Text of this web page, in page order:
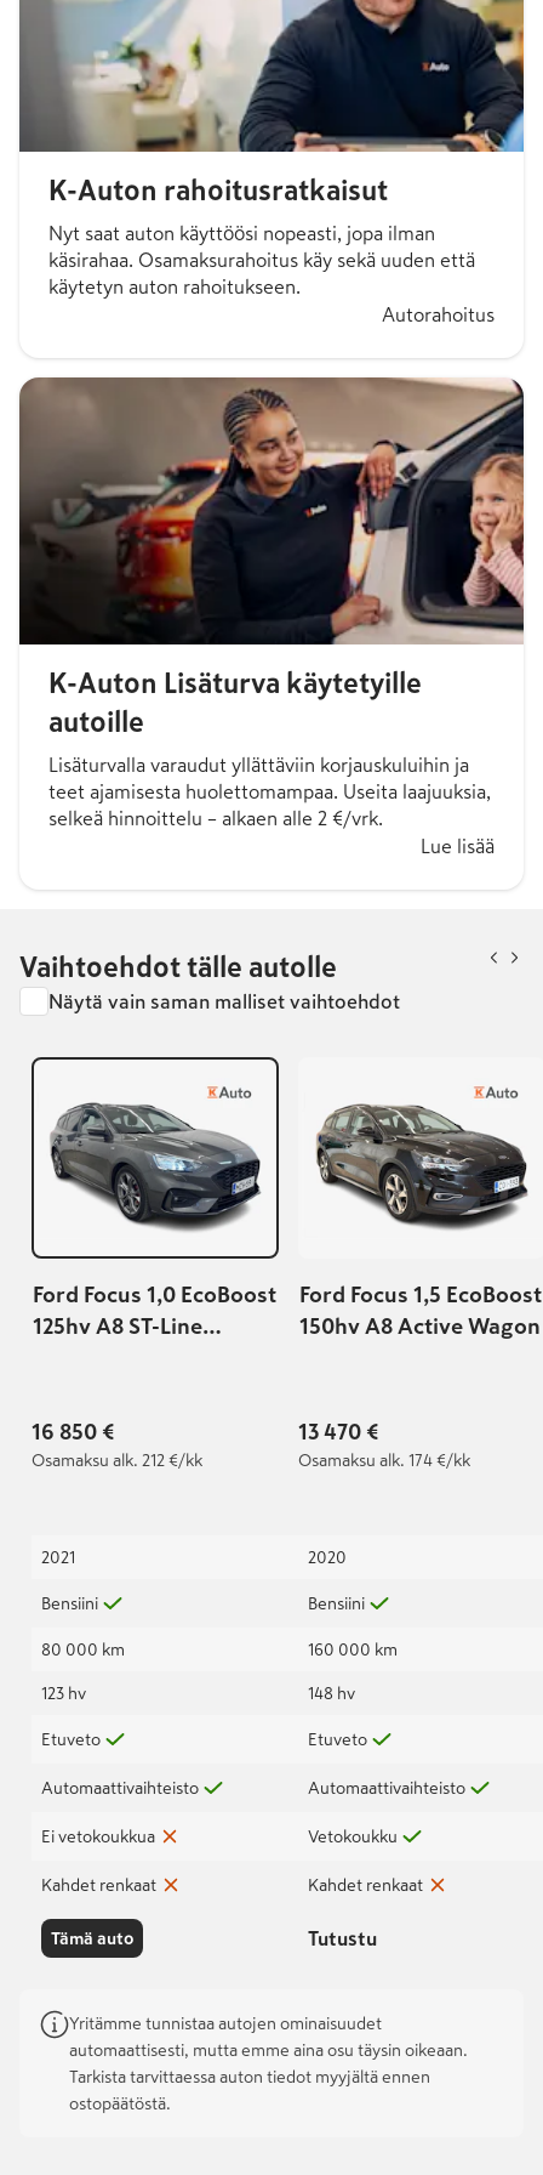
K-Auton rahoitusratkaisut
Nyt saat auton käyttöösi nopeasti, jopa ilman
käsirahaa. Osamaksurahoitus käy sekä uuden että
käytetyn auton rahoitukseen.
Autorahoitus
K-Auton Lisäturva käytetyille
autoille
Lisäturvalla varaudut yllättäviin korjauskuluihin ja
teet ajamisesta huolettomampaa. Useita laajuuksia,
selkeä hinnoittelu – alkaen alle 2 €/vrk.
Lue lisää
Vaihtoehdot tälle autolle
Näytä vain saman malliset vaihtoehdot
Ford Focus 1,0 EcoBoost
125hv A8 ST-Line
16 850 €
Osamaksu alk. 212 €/kk
2021
Bensiini
80 000 km
123 hv
Etuveto
Automaattivaihteisto
Ei vetokoukkua
Kahdet renkaat
Tämä auto
Ford Focus 1,5 EcoBoost
150hv A8 Active Wagon
13 470 €
Osamaksu alk. 174 €/kk
2020
Bensiini
160 000 km
148 hv
Etuveto
Automaattivaihteisto
Vetokoukku
Kahdet renkaat
Tutustu
Yritämme tunnistaa autojen ominaisuudet
automaattisesti, mutta emme aina osu täysin oikeaan.
Tarkista tarvittaessa auton tiedot myyjältä ennen
ostopäätöstä.